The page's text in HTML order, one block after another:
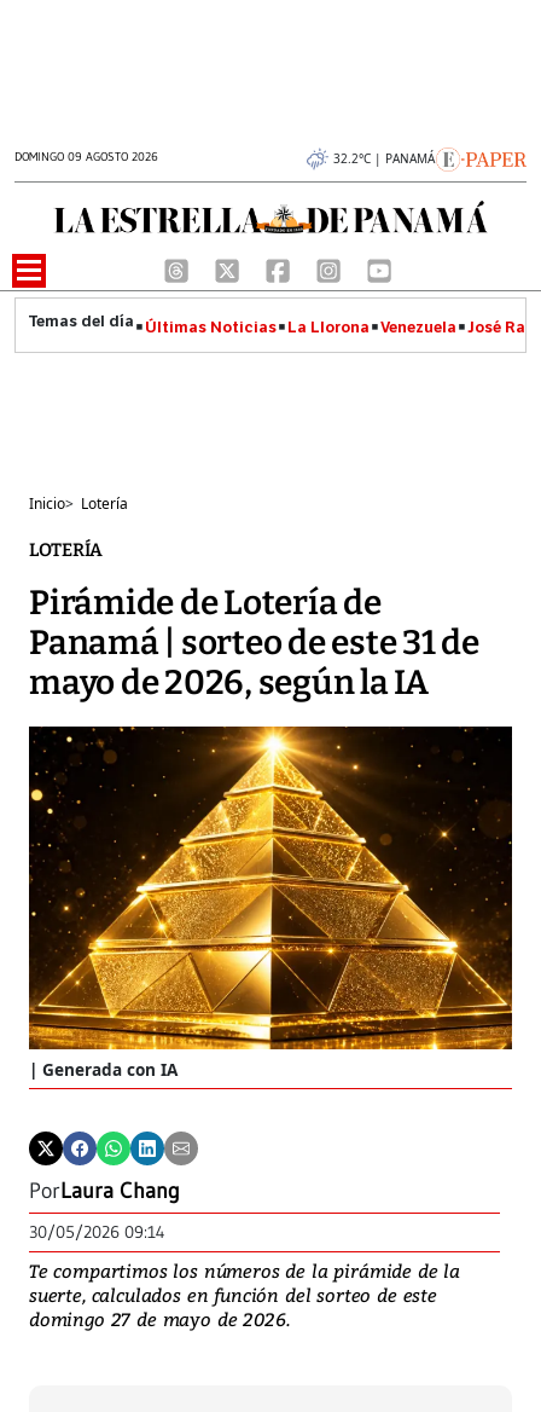
DOMINGO 09 AGOSTO 2026 32.2°C | PANAMÁ
Últimas Noticias La Llorona Venezuela José
Inicio> Lotería
LOTERÍA
Pirámide de Lotería de
Panamá | sorteo de este 31 de
mayo de 2026, según la IA
Generada con IA
PorLaura Chang
30/05/2026 09:14
Te compartimos los números de la pirámide de la
suerte, calculados en función del sorteo de este
domingo 27 de mayo de 2026.